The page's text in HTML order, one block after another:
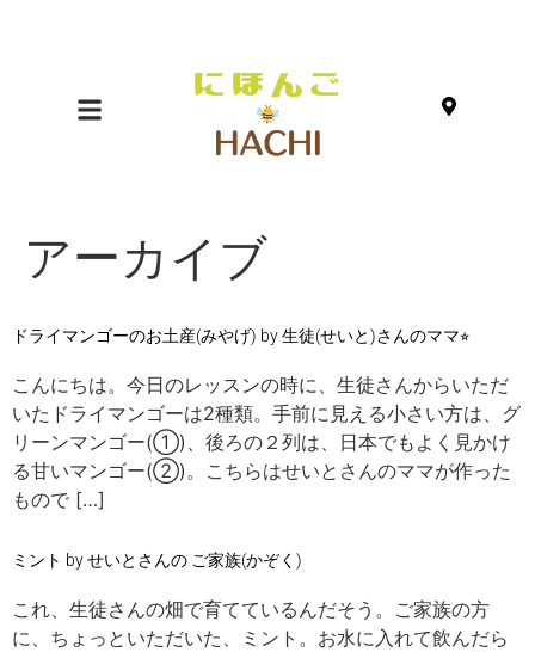
アーカイブ
ドライマンゴーのお土産(みやげ) by 生徒(せいと)さんのママ⭐︎
こんにちは。今日のレッスンの時に、生徒さんからいただ
いたドライマンゴーは2種類。手前に見える小さい方は、グ
リーンマンゴー(①)、後ろの２列は、日本でもよく見かけ
る甘いマンゴー(②)。こちらはせいとさんのママが作った
もので […]
ミント by せいとさんの ご家族(かぞく)
これ、生徒さんの畑で育てているんだそう。ご家族の方
に、ちょっといただいた、ミント。お水に入れて飲んだら